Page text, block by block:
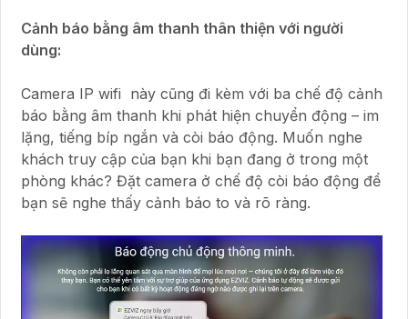
Cảnh báo bằng âm thanh thân thiện với người
dùng:
Camera IP wifi này cũng đi kèm với ba chế độ cảnh
báo bằng âm thanh khi phát hiện chuyển động – im
lặng, tiếng bíp ngắn và còi báo động. Muốn nghe
khách truy cập của bạn khi bạn đang ở trong một
phòng khác? Đặt camera ở chế độ còi báo động để
bạn sẽ nghe thấy cảnh báo to và rõ ràng.